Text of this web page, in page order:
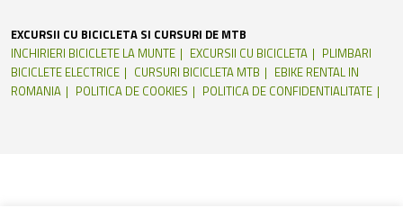
EXCURSII CU BICICLETA SI CURSURI DE MTB
INCHIRIERI BICICLETE LA MUNTE
EXCURSII CU BICICLETA
PLIMBARI
BICICLETE ELECTRICE
CURSURI BICICLETA MTB
EBIKE RENTAL IN
ROMANIA
POLITICA DE COOKIES POLITICA DE CONFIDENTIALITATE